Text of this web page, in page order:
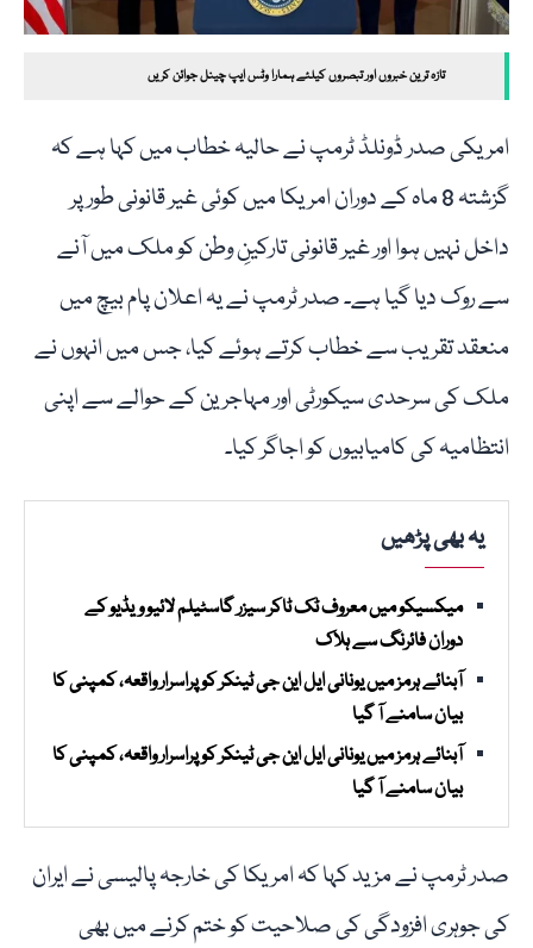
تازہ ترین خبروں اور تبصروں کیلئے ہمارا وٹس ایپ چینل جوائن کریں
امریکی صدر ڈونلڈ ٹرمپ نے حالیہ خطاب میں کہا ہے کہ
گزشتہ 8 ماہ کے دوران امریکا میں کوئی غیر قانونی طور پر
داخل نہیں ہوا اور غیر قانونی تارکینِ وطن کو ملک میں آنے
سے روک دیا گیا ہے۔ صدر ٹرمپ نے یہ اعلان پام بیچ میں
منعقد تقریب سے خطاب کرتے ہوئے کیا، جس میں انہوں نے
ملک کی سرحدی سیکورٹی اور مہاجرین کے حوالے سے اپنی
انتظامیہ کی کامیابیوں کو اجاگر کیا۔
یہ بھی پڑھیں
میکسیکو میں معروف ٹک ٹاکر سیزر گاسٹیلم لائیو ویڈیو کے
دوران فائرنگ سے ہلاک
آبنائے ہرمز میں یونانی ایل این جی ٹینکر کو پراسرار واقعہ، کمپنی کا
بیان سامنے آ گیا
آبنائے ہرمز میں یونانی ایل این جی ٹینکر کو پراسرار واقعہ، کمپنی کا
بیان سامنے آ گیا
صدر ٹرمپ نے مزید کہا کہ امریکا کی خارجہ پالیسی نے ایران
کی جوہری افزودگی کی صلاحیت کو ختم کرنے میں بھی